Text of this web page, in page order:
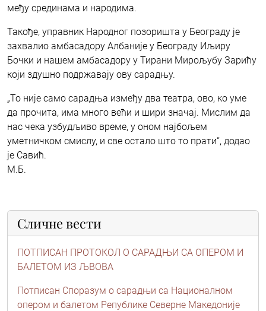
међу срединама и народима.
Такође, управник Народног позоришта у Београду је
захвалио амбасадору Албаније у Београду Иљиру
Бочки и нашем амбасадору у Тирани Мирољубу Зарићу
који здушно подржавају ову сарадњу.
„То није само сарадња између два театра, ово, ко уме
да прочита, има много већи и шири значај. Мислим да
нас чека узбудљиво време, у оном најбољем
уметничком смислу, и све остало што то прати“, додао
је Савић.
М.Б.
Сличне вести
ПОТПИСАН ПРОТОКОЛ О САРАДЊИ СА ОПЕРОМ И
БАЛЕТОМ ИЗ ЉВОВА
Потписан Споразум о сарадњи са Националном
опером и балетом Републике Северне Македоније